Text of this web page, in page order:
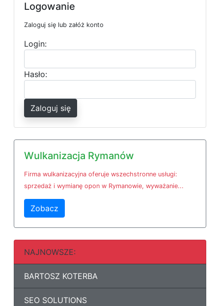
Logowanie
Zaloguj się lub załóż konto
Login:
Hasło:
Zaloguj się
Wulkanizacja Rymanów
Firma wulkanizacyjna oferuje wszechstronne usługi:
sprzedaż i wymianę opon w Rymanowie, wyważanie...
Zobacz
NAJNOWSZE:
BARTOSZ KOTERBA
SEO SOLUTIONS